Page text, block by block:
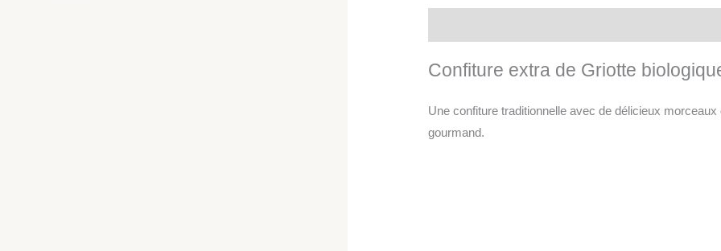
Confiture extra de Griotte
Une confiture traditionnelle avec de délicieux
gourmand.